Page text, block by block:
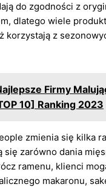
do zgodności z
dlatego wiele
korzystają z
Firmy
10] Ranking 2023
zmienia się kilka
się zarówno dania
ramenu, klienci
makaronu,